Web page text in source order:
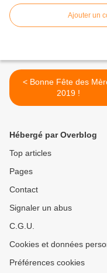
Ajouter un
< Bonne Fête des Mères
2019 !
Hébergé par Overblog
Top articles
Pages
Contact
Signaler un abus
C.G.U.
Cookies et données
Préférences cookies